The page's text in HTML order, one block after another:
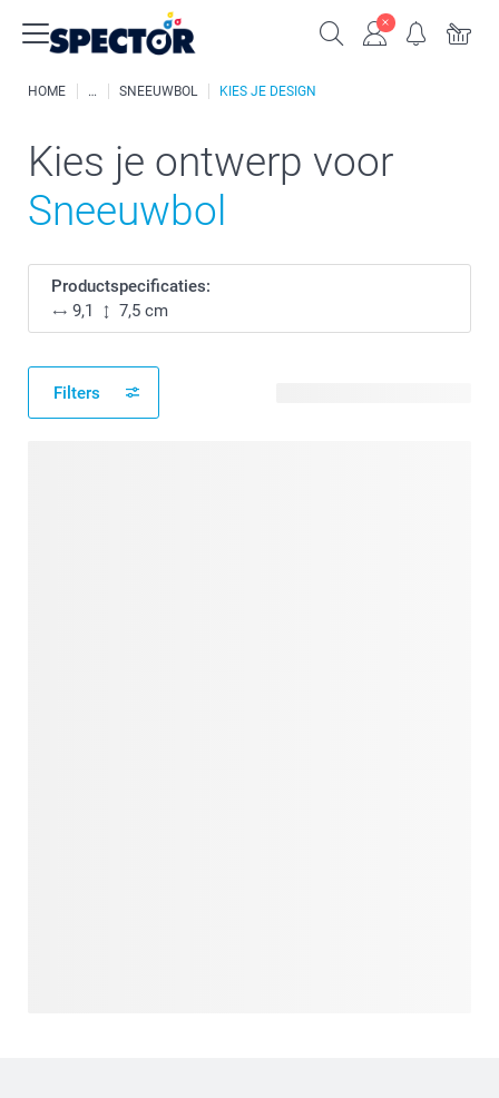
HOME SNEEUWBOL KIES JE DESIGN
Kies je ontwerp voor
Sneeuwbol
Productspecificaties:
9,1
7,5 cm
Filters